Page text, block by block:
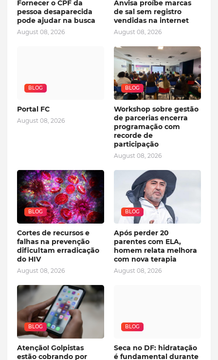
Fornecer o CPF da
pessoa desaparecida
pode ajudar na busca
August 08, 2026
Anvisa proíbe marcas
de sal sem registro
vendidas na internet
August 08, 2026
BLOG
Portal FC
August 08, 2026
BLOG
Workshop sobre gestão
de parcerias encerra
programação com
recorde de
participação
August 08, 2026
BLOG
Cortes de recursos e
falhas na prevenção
dificultam erradicação
do HIV
August 08, 2026
BLOG
Após perder 20
parentes com ELA,
homem relata melhora
com nova terapia
August 08, 2026
BLOG
Atenção! Golpistas
estão cobrando por
BLOG
Seca no DF: hidratação
é fundamental durante